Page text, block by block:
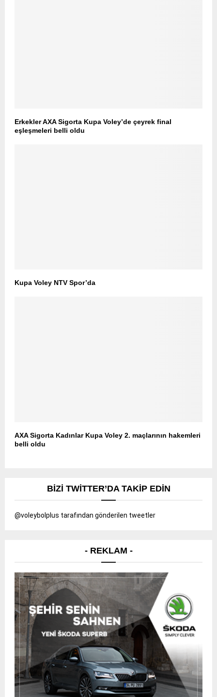
Erkekler AXA Sigorta Kupa Voley’de çeyrek final
eşleşmeleri belli oldu
Kupa Voley NTV Spor’da
AXA Sigorta Kadınlar Kupa Voley 2. maçlarının hakemleri
belli oldu
BIZI TWITTER’DA TAKIP EDIN
@voleybolplus tarafından gönderilen tweetler
- REKLAM -